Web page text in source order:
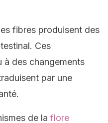
fibres produisent des
Ces
à des changements
par une
de la flore